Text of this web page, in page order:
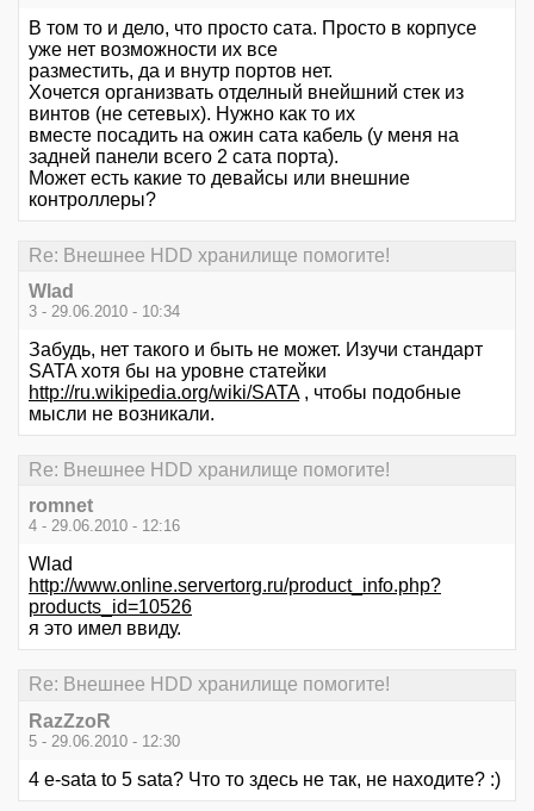
В том то и дело, что просто сата. Просто в корпусе
уже нет возможности их все
разместить, да и внутр портов нет.
Хочется организвать отделный внейшний стек из
винтов (не сетевых). Нужно как то их
вместе посадить на ожин сата кабель (у меня на
задней панели всего 2 сата порта).
Может есть какие то девайсы или внешние
контроллеры?
Re: Внешнее HDD хранилище помогите!
Wlad
3 - 29.06.2010 - 10:34
Забудь, нет такого и быть не может. Изучи стандарт
SATA хотя бы на уровне статейки
http://ru.wikipedia.org/wiki/SATA, чтобы подобные
мысли не возникали.
Re: Внешнее HDD хранилище помогите!
romnet
4 - 29.06.2010 - 12:16
Wlad
http://www.online.servertorg.ru/product_info.php?
products_id=10526
я это имел ввиду.
Re: Внешнее HDD хранилище помогите!
RazZzoR
5 - 29.06.2010 - 12:30
4 e-sata to 5 sata? Что то здесь не так, не находите? :)